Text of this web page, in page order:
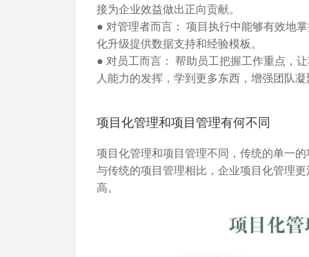
接为企业效益做出正向贡献。
● 对管理者而言： 项目执行中能够有效地
化升级提供数据支持和经验模板。
● 对员工而言： 帮助员工把握工作重点，
人能力的发挥，学到更多东西，增强团队
项目化管理和项目管理有何不同
项目化管理和项目管理不同，传统的单一
与传统的项目管理相比，企业项目化管理
高。